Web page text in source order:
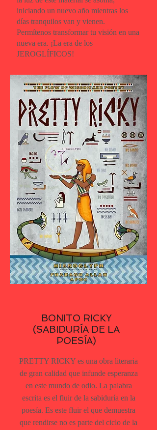
iniciando un nuevo año mientras los
días tranquilos van y vienen.
Permítenos transformar tu visión en una
nueva era. ¡La era de los
JEROGLÍFICOS!
BONITO RICKY
(SABIDURÍA DE LA
POESÍA)
PRETTY RICKY es una obra literaria
de gran calidad que infunde esperanza
en este mundo de odio. La palabra
escrita es el fluir de la sabiduría en la
poesía. Es este fluir el que demuestra
que rendirse no es parte del ciclo de la